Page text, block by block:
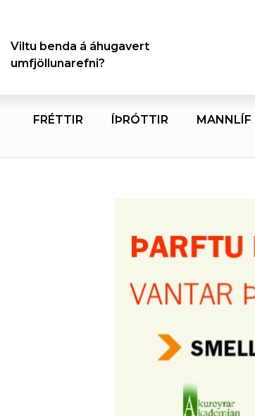
Viltu benda á áhugavert
umfjöllunarefni?
FRÉTTIR ÍÞRÓTTIR MANNLÍF